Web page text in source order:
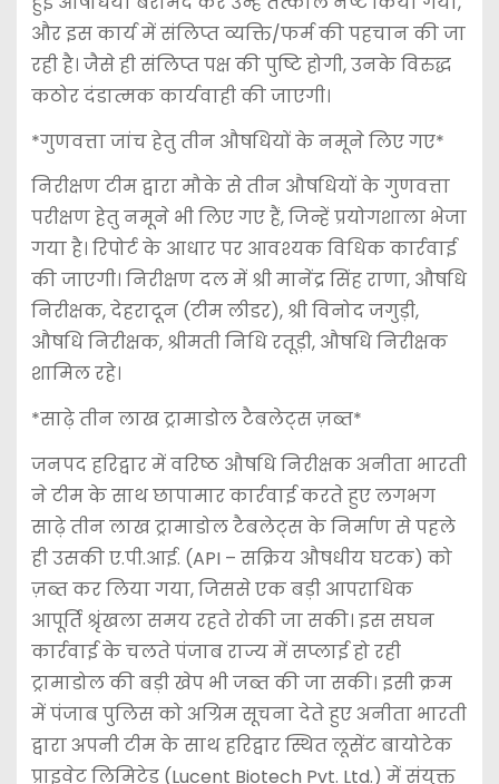
और इस कार्य में संलिप्त व्यक्ति/फर्म की पहचान की जा
रही है। जैसे ही संलिप्त पक्ष की पुष्टि होगी, उनके विरुद्ध
कठोर दंडात्मक कार्यवाही की जाएगी।
*गुणवत्ता जांच हेतु तीन औषधियों के नमूने लिए गए*
निरीक्षण टीम द्वारा मौके से तीन औषधियों के गुणवत्ता
परीक्षण हेतु नमूने भी लिए गए हैं, जिन्हें प्रयोगशाला भेजा
गया है। रिपोर्ट के आधार पर आवश्यक विधिक कार्रवाई
की जाएगी। निरीक्षण दल में श्री मानेंद्र सिंह राणा, औषधि
निरीक्षक, देहरादून (टीम लीडर), श्री विनोद जगुड़ी,
औषधि निरीक्षक, श्रीमती निधि रतूड़ी, औषधि निरीक्षक
शामिल रहे।
*साढ़े तीन लाख ट्रामाडोल टैबलेट्स ज़ब्त*
जनपद हरिद्वार में वरिष्ठ औषधि निरीक्षक अनीता भारती
ने टीम के साथ छापामार कार्रवाई करते हुए लगभग
साढ़े तीन लाख ट्रामाडोल टैबलेट्स के निर्माण से पहले
ही उसकी ए.पी.आई. (API – सक्रिय औषधीय घटक) को
ज़ब्त कर लिया गया, जिससे एक बड़ी आपराधिक
आपूर्ति श्रृंखला समय रहते रोकी जा सकी। इस सघन
कार्रवाई के चलते पंजाब राज्य में सप्लाई हो रही
ट्रामाडोल की बड़ी खेप भी जब्त की जा सकी। इसी क्रम
में पंजाब पुलिस को अग्रिम सूचना देते हुए अनीता भारती
द्वारा अपनी टीम के साथ हरिद्वार स्थित लूसेंट बायोटेक
प्राइवेट लिमिटेड (Lucent Biotech Pvt. Ltd.) में संयुक्त